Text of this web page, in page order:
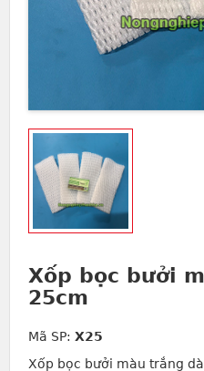
Xốp bọc bưởi
25cm
Mã SP: X25
Xốp bọc bưởi màu trắng